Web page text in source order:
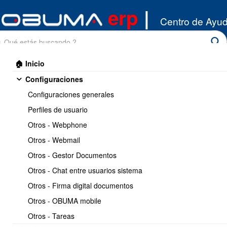
erp | Centro de
🏠 Inicio
Configuraciones
Configuraciones generales
Perfiles de usuario
Otros - Webphone
Otros - Webmail
Otros - Gestor Documentos
Otros - Chat entre usuarios sistema
Otros - Firma digital documentos
Otros - OBUMA mobile
Otros - Tareas
Miscelaneos/Casos de Uso - Varios
Imprimir << Anterior 7 / 8
Plantillas email - cobranza
automatica